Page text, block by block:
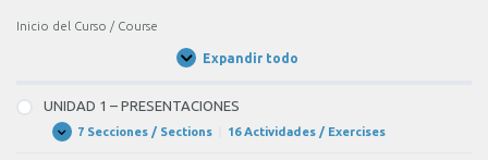
Inicio del Curso / Course
Expandir todo
Unidades
UNIDAD 1 – PRESENTACIONES
Expandir
UNIDAD7 Secciones / Sections 16 Actividades / Exercises